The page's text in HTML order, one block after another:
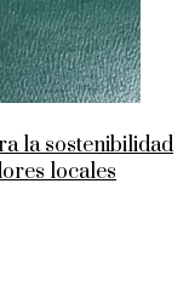
la sostenibilidad
locales